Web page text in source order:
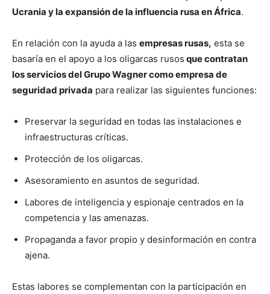
Ucrania y la expansión de la influencia rusa en África.
En relación con la ayuda a las empresas rusas, esta se
basaría en el apoyo a los oligarcas rusos que contratan
los servicios del Grupo Wagner como empresa de
seguridad privada para realizar las siguientes funciones:
Preservar la seguridad en todas las instalaciones e
infraestructuras críticas.
Protección de los oligarcas.
Asesoramiento en asuntos de seguridad.
Labores de inteligencia y espionaje centrados en la
competencia y las amenazas.
Propaganda a favor propio y desinformación en contra
ajena.
Estas labores se complementan con la participación en